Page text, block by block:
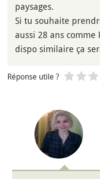
paysages.
Si tu souhaite
aussi 28 ans
dispo similaire ça
Réponse utile ?